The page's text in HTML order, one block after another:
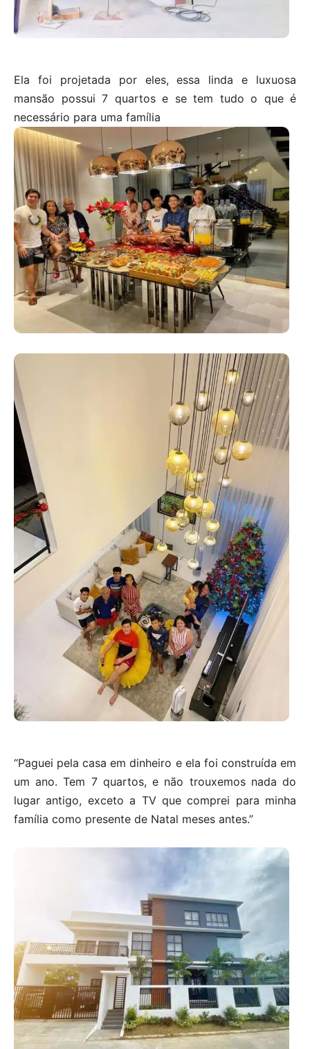
Ela foi projetada por eles, essa linda e luxuosa
mansão possui 7 quartos e se tem tudo o que é
necessário para uma família
“Paguei pela casa em dinheiro e ela foi construída em
um ano. Tem 7 quartos, e não trouxemos nada do
lugar antigo, exceto a TV que comprei para minha
família como presente de Natal meses antes.”